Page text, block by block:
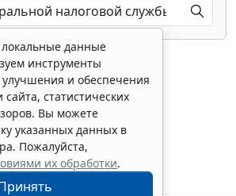
все материалы
данные
инструменты
и обеспечения
сайта, статистических
Вы можете
указанных данных в
Пожалуйста,
их обработки.